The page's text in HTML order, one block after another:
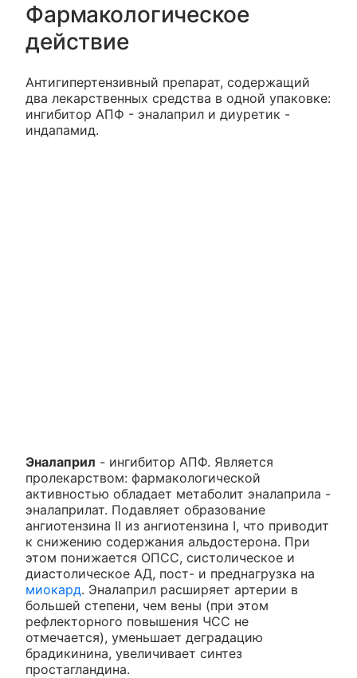
Фармакологическое
действие
Антигипертензивный препарат, содержащий
два лекарственных средства в одной упаковке:
ингибитор АПФ - эналаприл и диуретик -
индапамид.
Эналаприл - ингибитор АПФ. Является
пролекарством: фармакологической
активностью обладает метаболит эналаприла -
эналаприлат. Подавляет образование
ангиотензина II из ангиотензина I, что приводит
к снижению содержания альдостерона. При
этом понижается ОПСС, систолическое и
диастолическое АД, пост- и преднагрузка на
миокард. Эналаприл расширяет артерии в
большей степени, чем вены (при этом
рефлекторного повышения ЧСС не
отмечается), уменьшает деградацию
брадикинина, увеличивает синтез
простагландина.